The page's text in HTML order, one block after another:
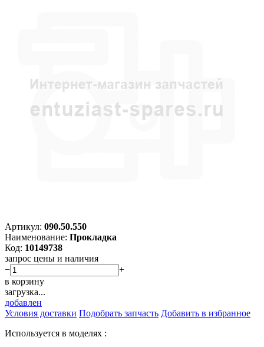
Артикул: 090.50.550
Наименование: Прокладка
Код: 10149738
запрос цены и наличия
−
+
в корзину
загрузка...
добавлен
Условия доставки Подобрать запчасть Добавить в избранное
Используется в моделях :